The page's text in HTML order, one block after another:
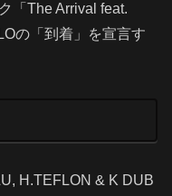
「The Arrival feat.
の「到着」を宣言す
H.TEFLON & K DUB